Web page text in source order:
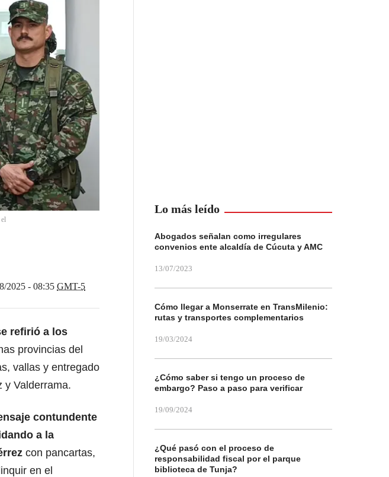
2025 - 08:35 GMT-5
refirió a los
provincias del
vallas y entregado
y Valderrama.
contundente
a la
con pancartas,
en el
Lo más leído
Abogados señalan como irregulares
convenios ente alcaldía de Cúcuta y AMC
13/07/2023
Cómo llegar a Monserrate en TransMilenio:
rutas y transportes complementarios
19/03/2024
¿Cómo saber si tengo un proceso de
embargo? Paso a paso para verificar
19/09/2024
¿Qué pasó con el proceso de
responsabilidad fiscal por el parque
biblioteca de Tunja?